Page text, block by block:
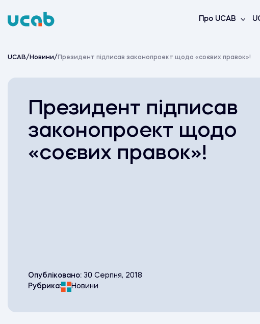
to
Про UCAB
UCAB/ Новини/ Президент підписав законопроект щодо «соєвих правок»!
Президент підписав
законопроект щодо
«соєвих правок»!
Опубліковано: 30 Серпня, 2018
Рубрика:
Новини